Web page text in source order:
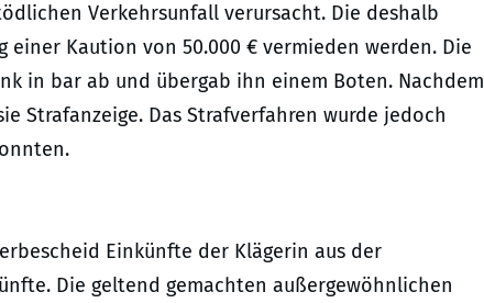
Verkehrsunfall verursacht. Die deshalb
Kaution von 50.000 € vermieden werden. Die
in bar ab und übergab ihn einem Boten. Nachdem
Strafanzeige. Das Strafverfahren wurde jedoch
Einkünfte der Klägerin aus der
Die geltend gemachten außergewöhnlichen